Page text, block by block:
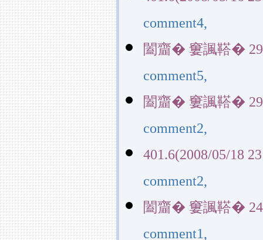
comment4,
闔齏� 窶諷鞳�
comment5,
闔齏� 窶諷鞳�
comment2,
401.6(2008/05/18
comment2,
闔齏� 窶諷鞳�
comment1,